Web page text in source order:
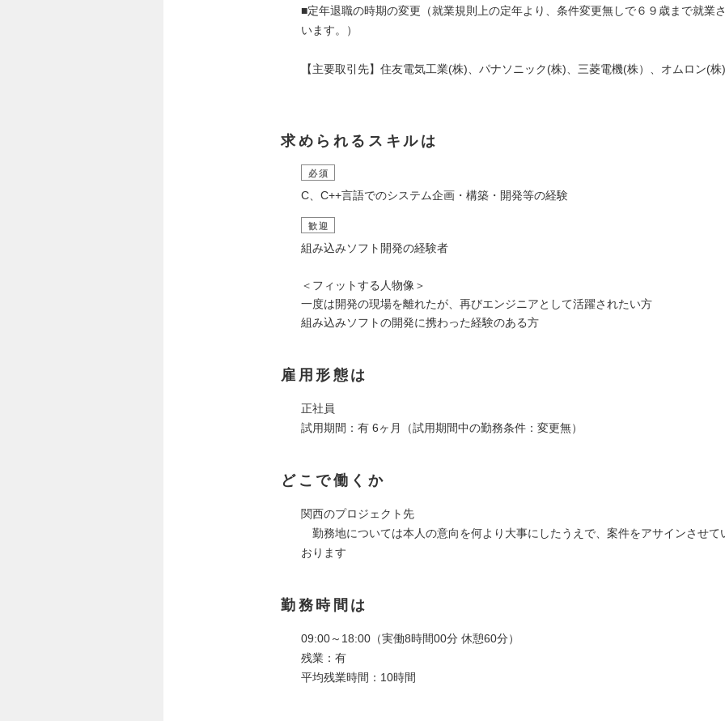
■定年退職の時期の変更（就業規則上の定年より、条件変更無しで６９歳まで就業
います。）
【主要取引先】住友電気工業(株)、パナソニック(株)、三菱電機(株）、オムロン(株
求められるスキルは
必須
C、C++言語でのシステム企画・構築・開発等の経験
歓迎
組み込みソフト開発の経験者
＜フィットする人物像＞
一度は開発の現場を離れたが、再びエンジニアとして活躍されたい方
組み込みソフトの開発に携わった経験のある方
雇用形態は
正社員
試用期間：有 6ヶ月（試用期間中の勤務条件：変更無）
どこで働くか
関西のプロジェクト先
勤務地については本人の意向を何より大事にしたうえで、案件をアサインさせて
おります
勤務時間は
09:00～18:00（実働8時間00分 休憩60分）
残業：有
平均残業時間：10時間